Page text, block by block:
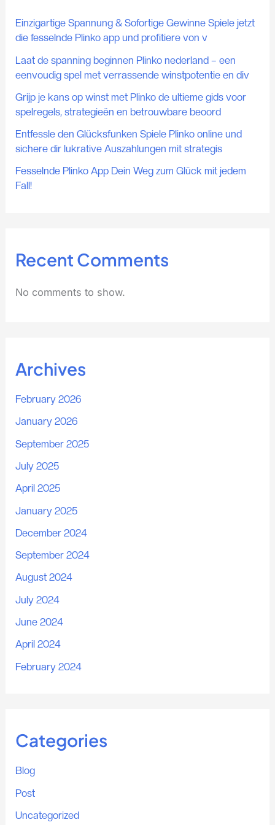
Einzigartige Spannung & Sofortige Gewinne Spiele jetzt
die fesselnde Plinko app und profitiere von v
Laat de spanning beginnen Plinko nederland – een
eenvoudig spel met verrassende winstpotentie en div
Grijp je kans op winst met Plinko de ultieme gids voor
spelregels, strategieën en betrouwbare beoord
Entfessle den Glücksfunken Spiele Plinko online und
sichere dir lukrative Auszahlungen mit strategis
Fesselnde Plinko App Dein Weg zum Glück mit jedem
Fall!
Recent Comments
No comments to show.
Archives
February 2026
January 2026
September 2025
July 2025
April 2025
January 2025
December 2024
September 2024
August 2024
July 2024
June 2024
April 2024
February 2024
Categories
Blog
Post
Uncategorized